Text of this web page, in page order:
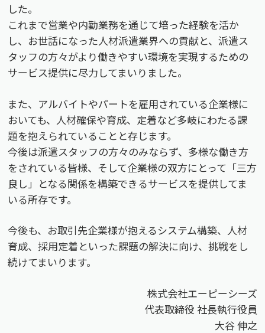
した。
これまで営業や内勤業務を通じて培った経験を活か
し、お世話になった人材派遣業界への貢献と、派遣ス
タッフの方々がより働きやすい環境を実現するための
サービス提供に尽力してまいりました。
また、アルバイトやパートを雇用されている企業様に
おいても、人材確保や育成、定着など多岐にわたる課
題を抱えられていることと存じます。
今後は派遣スタッフの方々のみならず、多様な働き方
をされている皆様、そして企業様の双方にとって「三方
良し」となる関係を構築できるサービスを提供してま
いる所存です。
今後も、お取引先企業様が抱えるシステム構築、人材
育成、採用定着といった課題の解決に向け、挑戦をし
続けてまいります。
株式会社エーピーシーズ
代表取締役 社長執行役員
大谷 伸之